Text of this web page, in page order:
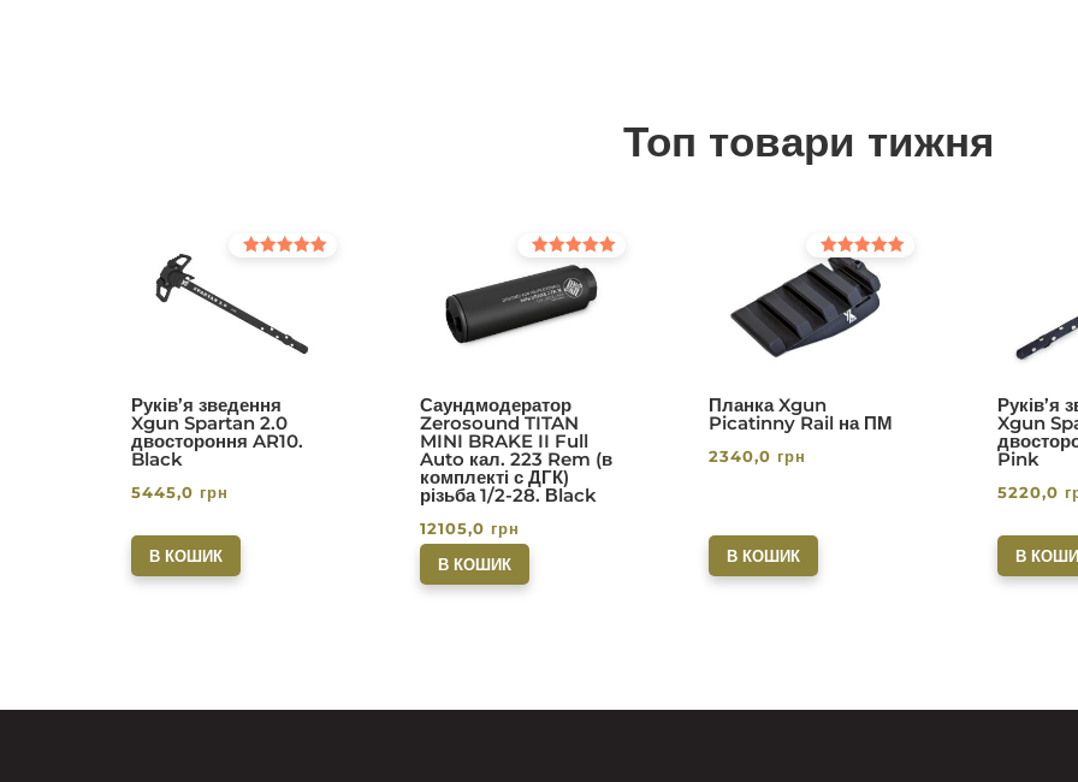
Топ товари тижня
Руків’я зведення
Xgun Spartan 2.0
двостороння AR10.
Black
5445,0 грн
В КОШИК
Саундмодератор
Zerosound TITAN
MINI BRAKE II Full
Auto кал. 223 Rem (в
комплекті с ДГК)
різьба 1/2-28. Вlack
Оцінено в
5.00
з 5
12105,0 грн
В КОШИК
Планка Xgun
Picatinny Rail на ПМ
Оцінено в
5.00
з 5
2340,0 грн
В КОШИК
Руків’я
Xgun
Pink
5220,0
В